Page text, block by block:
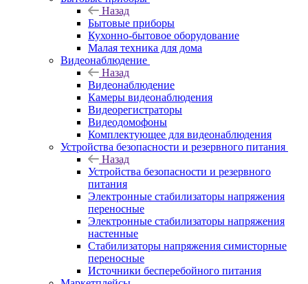
Назад
Бытовые приборы
Кухонно-бытовое оборудование
Малая техника для дома
Видеонаблюдение
Назад
Видеонаблюдение
Камеры видеонаблюдения
Видеорегистраторы
Видеодомофоны
Комплектующее для видеонаблюдения
Устройства безопасности и резервного питания
Назад
Устройства безопасности и резервного
питания
Электронные стабилизаторы напряжения
переносные
Электронные стабилизаторы напряжения
настенные
Стабилизаторы напряжения симисторные
переносные
Источники бесперебойного питания